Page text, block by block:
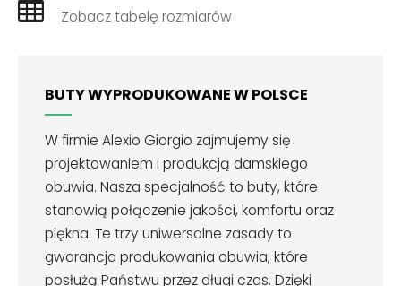
Zobacz tabelę rozmiarów
BUTY WYPRODUKOWANE W POLSCE
W firmie Alexio Giorgio zajmujemy się
projektowaniem i produkcją damskiego
obuwia. Nasza specjalność to buty, które
stanowią połączenie jakości, komfortu oraz
piękna. Te trzy uniwersalne zasady to
gwarancja produkowania obuwia, które
posłużą Państwu przez długi czas. Dzięki